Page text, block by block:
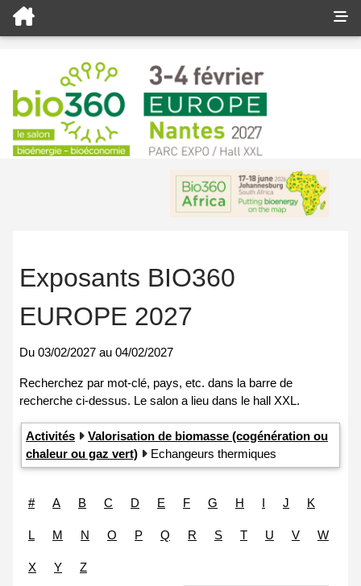
Exposants BIO360
EUROPE 2027
Du 03/02/2027 au 04/02/2027
Activités
Valorisation de biomasse (cogénération ou
chaleur ou gaz vert)
Echangeurs thermiques
# A B C D E F G H I J K
L M N O P Q R S T U V W
X Y Z